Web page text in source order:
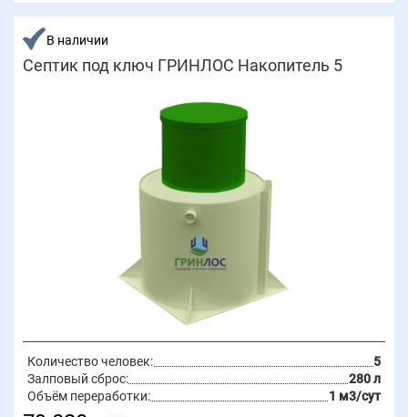
В наличии
Септик под ключ ГРИНЛОС Накопитель 5
Количество человек:
5
Залповый сброс:
280 л
Объём переработки:
1 м3/сут